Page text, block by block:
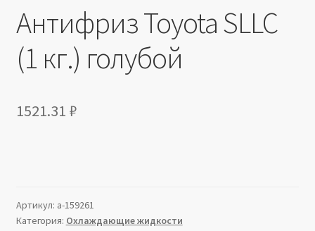
Антифриз Toyota SLLC
(1 кг.) голубой
1521.31 ₽
Артикул: a-159261
Категория: Охлаждающие жидкости